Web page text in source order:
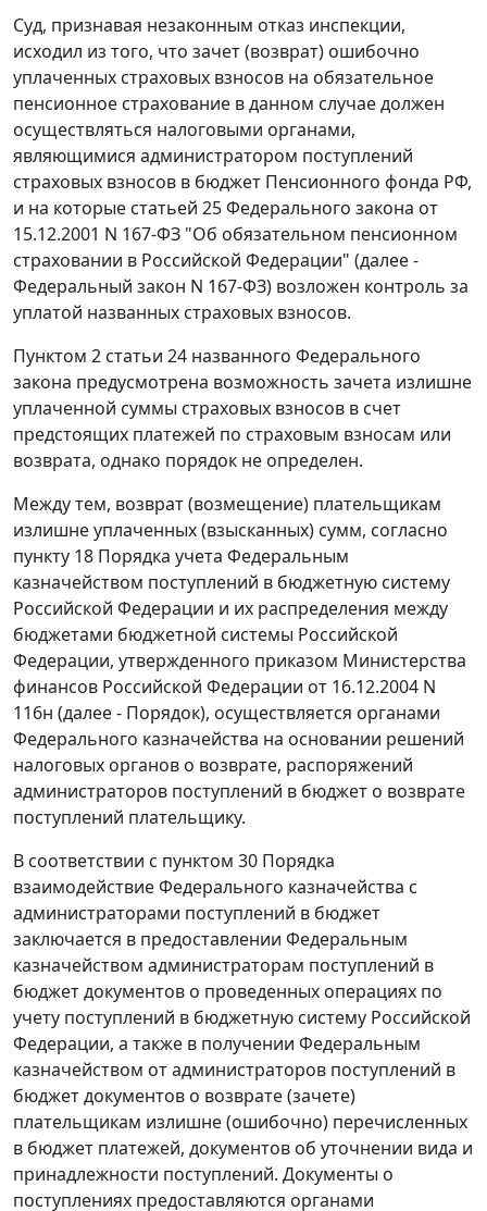
Суд, признавая незаконным отказ инспекции,
исходил из того, что зачет (возврат) ошибочно
уплаченных страховых взносов на обязательное
пенсионное страхование в данном случае должен
осуществляться налоговыми органами,
являющимися администратором поступлений
страховых взносов в бюджет Пенсионного фонда РФ,
и на которые статьей 25Федерального закона от
15.12.2001 N 167-ФЗ "Об обязательном пенсионном
страховании в Российской Федерации" (далее -
Федеральный закон N 167-ФЗ) возложен контроль за
уплатой названных страховых взносов.
Пунктом 2 статьи 24 названного Федерального
закона предусмотрена возможность зачета излишне
уплаченной суммы страховых взносов в счет
предстоящих платежей по страховым взносам или
возврата, однако порядок не определен.
Между тем, возврат (возмещение) плательщикам
излишне уплаченных (взысканных) сумм, согласно
пункту 18 Порядка учета Федеральным
казначейством поступлений в бюджетную систему
Российской Федерации и их распределения между
бюджетами бюджетной системы Российской
Федерации, утвержденного приказом Министерства
финансов Российской Федерации от 16.12.2004 N
116н (далее - Порядок), осуществляется органами
Федерального казначейства на основании решений
налоговых органов о возврате, распоряжений
администраторов поступлений в бюджет о возврате
поступлений плательщику.
В соответствии с пунктом 30 Порядка
взаимодействие Федерального казначейства с
администраторами поступлений в бюджет
заключается в предоставлении Федеральным
казначейством администраторам поступлений в
бюджет документов о проведенных операциях по
учету поступлений в бюджетную систему Российской
Федерации, а также в получении Федеральным
казначейством от администраторов поступлений в
бюджет документов о возврате (зачете)
плательщикам излишне (ошибочно) перечисленных
в бюджет платежей, документов об уточнении вида и
принадлежности поступлений. Документы о
поступлениях предоставляются органами